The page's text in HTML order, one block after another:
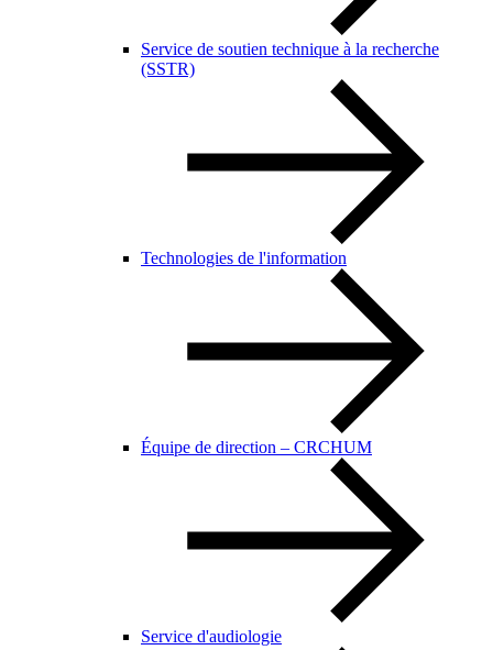
Service de soutien technique à la recherche
(SSTR)
Technologies de l'information
Équipe de direction – CRCHUM
Service d'audiologie